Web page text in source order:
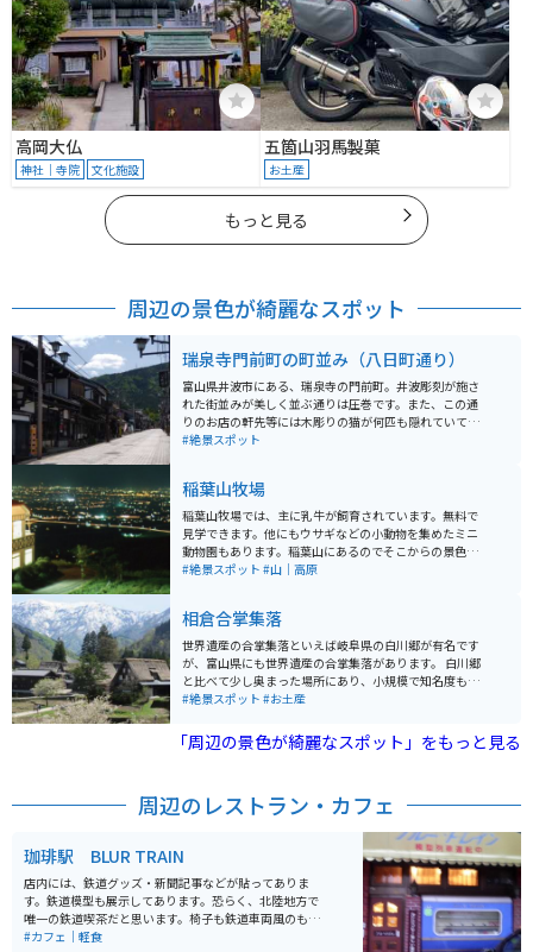
高岡大仏
神社｜寺院 文化施設
五箇山羽馬製菓
お土産
もっと見る
周辺の景色が綺麗なスポット
瑞泉寺門前町の町並み（八日町通り）
富山県井波市にある、瑞泉寺の門前町。井波彫刻が施さ
れた街並みが美しく並ぶ通りは圧巻です。また、この通
りのお店の軒先等には木彫りの猫が何匹も隠れていて、
猫たちを探しつつお店を巡るたのしみもあります。井波
#絶景スポット
稲葉山牧場
稲葉山牧場では、主に乳牛が飼育されています。無料で
見学できます。他にもウサギなどの小動物を集めたミニ
動物園もあります。稲葉山にあるのでそこからの景色は
絶景です。晴れた日は立山連峰も一望でき、ツーリング
#絶景スポット #山｜高原
相倉合掌集落
世界遺産の合掌集落といえば岐阜県の白川郷が有名です
が、富山県にも世界遺産の合掌集落があります。 白川郷
と比べて少し奥まった場所にあり、小規模で知名度もそ
れほど大きくはないので穴場スポットです。 立山連峰の
並ぶ光景はまさに絶景ともいえます。 冬場は雪深いので
訪れるのは大変ですが、神秘的な銀世界の風景を見るこ
#絶景スポット #お土産
「周辺の景色が綺麗なスポット」をもっと見る
周辺のレストラン・カフェ
珈琲駅 BLUR TRAIN
店内には、鉄道グッズ・新聞記事などが貼ってありま
す。鉄道模型も展示してあります。恐らく、北陸地方で
唯一の鉄道喫茶だと思います。椅子も鉄道車両風のもの
でした。テレビ取材も多数来ているそうです。
#カフェ｜軽食